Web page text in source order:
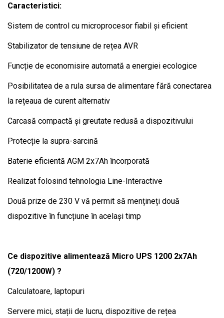
Caracteristici:
Sistem de control cu ​​microprocesor fiabil și eficient
Stabilizator de tensiune de rețea AVR
Funcție de economisire automată a energiei ecologice
Posibilitatea de a rula sursa de alimentare fără conectarea
la rețeaua de curent alternativ
Carcasă compactă și greutate redusă a dispozitivului
Protecție la supra-sarcină
Baterie eficientă AGM 2x7Ah încorporată
Realizat folosind tehnologia Line-Interactive
Două prize de 230 V vă permit să mențineți două
dispozitive în funcțiune în același timp
Ce dispozitive alimentează Micro UPS 1200 2x7Ah
(720/1200W) ?
Calculatoare, laptopuri
Servere mici, stații de lucru, dispozitive de rețea